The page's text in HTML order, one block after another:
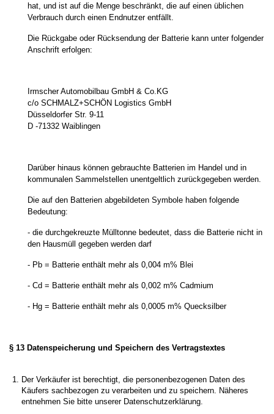
hat, und ist auf die Menge beschränkt, die auf einen üblichen
Verbrauch durch einen Endnutzer entfällt.
Die Rückgabe oder Rücksendung der Batterie kann unter folgender
Anschrift erfolgen:
Irmscher Automobilbau GmbH & Co.KG
c/o SCHMALZ+SCHÖN Logistics GmbH
Düsseldorfer Str. 9-11
D -71332 Waiblingen
Darüber hinaus können gebrauchte Batterien im Handel und in
kommunalen Sammelstellen unentgeltlich zurückgegeben werden.
Die auf den Batterien abgebildeten Symbole haben folgende
Bedeutung:
- die durchgekreuzte Mülltonne bedeutet, dass die Batterie nicht in
den Hausmüll gegeben werden darf
- Pb = Batterie enthält mehr als 0,004 m% Blei
- Cd = Batterie enthält mehr als 0,002 m% Cadmium
- Hg = Batterie enthält mehr als 0,0005 m% Quecksilber
§ 13 Datenspeicherung und Speichern des Vertragstextes
Der Verkäufer ist berechtigt, die personenbezogenen Daten des
Käufers sachbezogen zu verarbeiten und zu speichern. Näheres
entnehmen Sie bitte unserer Datenschutzerklärung.